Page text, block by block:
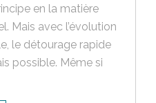
en la matière
Mais avec l’évolution
le détourage rapide
possible. Même si